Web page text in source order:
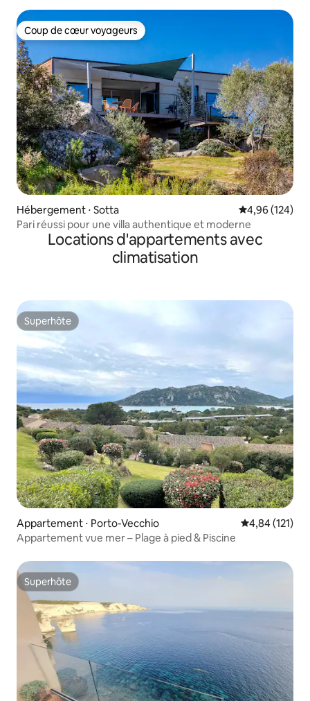
Coup de cœur voyageurs
Coup de cœur voyageurs
Hébergement ⋅ Sotta Évaluation
4,96 (124)
Pari réussi pour une villa authentique et moderne
Locations d'appartements avec
climatisation
Superhôte
Superhôte
Appartement ⋅ Porto-Vecchio Évaluation
4,84 (121)
Appartement vue mer – Plage à pied & Piscine
Superhôte
Superhôte